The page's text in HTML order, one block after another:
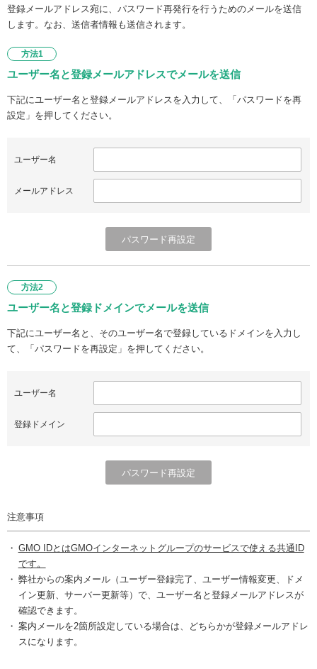
登録メールアドレス宛に、パスワード再発行を行うためのメールを送信
します。なお、送信者情報も送信されます。
方法1
ユーザー名と登録メールアドレスでメールを送信
下記にユーザー名と登録メールアドレスを入力して、「パスワードを再
設定」を押してください。
ユーザー名
メールアドレス
方法2
ユーザー名と登録ドメインでメールを送信
下記にユーザー名と、そのユーザー名で登録しているドメインを入力し
て、「パスワードを再設定」を押してください。
ユーザー名
登録ドメイン
注意事項
GMO IDとはGMOインターネットグループのサービスで使える共通ID
です。
弊社からの案内メール（ユーザー登録完了、ユーザー情報変更、ドメ
イン更新、サーバー更新等）で、ユーザー名と登録メールアドレスが
確認できます。
案内メールを2箇所設定している場合は、どちらかが登録メールアドレ
スになります。